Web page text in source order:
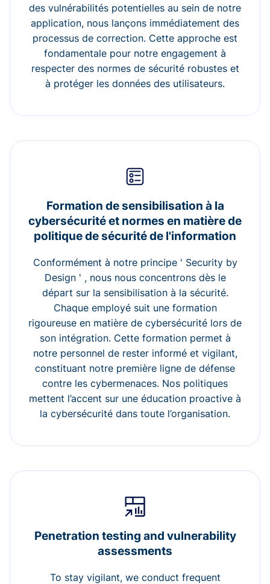
des vulnérabilités potentielles au sein de notre
application, nous lançons immédiatement des
processus de correction. Cette approche est
fondamentale pour notre engagement à
respecter des normes de sécurité robustes et
à protéger les données des utilisateurs.
Formation de sensibilisation à la
cybersécurité et normes en matière de
politique de sécurité de l'information
Conformément à notre principe ' Security by
Design ' , nous nous concentrons dès le
départ sur la sensibilisation à la sécurité.
Chaque employé suit une formation
rigoureuse en matière de cybersécurité lors de
son intégration. Cette formation permet à
notre personnel de rester informé et vigilant,
constituant notre première ligne de défense
contre les cybermenaces. Nos politiques
mettent l’accent sur une éducation proactive à
la cybersécurité dans toute l’organisation.
Penetration testing and vulnerability
assessments
To stay vigilant, we conduct frequent